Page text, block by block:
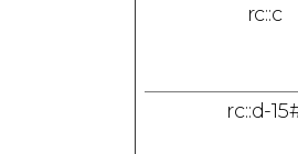
rc::c
rc::d-